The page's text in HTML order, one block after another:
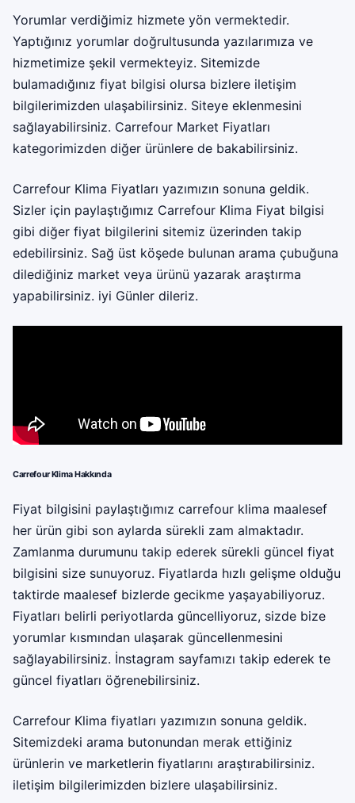
Yorumlar verdiğimiz hizmete yön vermektedir.
Yaptığınız yorumlar doğrultusunda yazılarımıza ve
hizmetimize şekil vermekteyiz. Sitemizde
bulamadığınız fiyat bilgisi olursa bizlere iletişim
bilgilerimizden ulaşabilirsiniz. Siteye eklenmesini
sağlayabilirsiniz. Carrefour Market Fiyatları
kategorimizden diğer ürünlere de bakabilirsiniz.
Carrefour Klima Fiyatları yazımızın sonuna geldik.
Sizler için paylaştığımız Carrefour Klima Fiyat bilgisi
gibi diğer fiyat bilgilerini sitemiz üzerinden takip
edebilirsiniz. Sağ üst köşede bulunan arama çubuğuna
dilediğiniz market veya ürünü yazarak araştırma
yapabilirsiniz. iyi Günler dileriz.
Carrefour Klima Hakkında
Fiyat bilgisini paylaştığımız carrefour klima maalesef
her ürün gibi son aylarda sürekli zam almaktadır.
Zamlanma durumunu takip ederek sürekli güncel fiyat
bilgisini size sunuyoruz. Fiyatlarda hızlı gelişme olduğu
taktirde maalesef bizlerde gecikme yaşayabiliyoruz.
Fiyatları belirli periyotlarda güncelliyoruz, sizde bize
yorumlar kısmından ulaşarak güncellenmesini
sağlayabilirsiniz. İnstagram sayfamızı takip ederek te
güncel fiyatları öğrenebilirsiniz.
Carrefour Klima fiyatları yazımızın sonuna geldik.
Sitemizdeki arama butonundan merak ettiğiniz
ürünlerin ve marketlerin fiyatlarını araştırabilirsiniz.
iletişim bilgilerimizden bizlere ulaşabilirsiniz.